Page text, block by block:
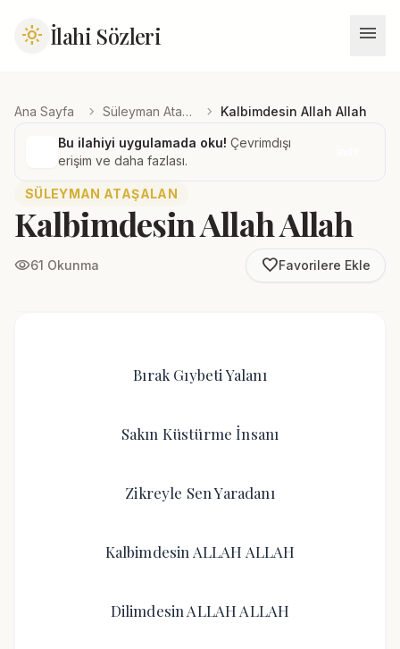
light_mode İlahi Sözleri menu
Ana Sayfa chevron_right Süleyman Ataşalan chevron_right Kalbimdesin Allah Allah
Bu ilahiyi uygulamada oku! Çevrimdışı
erişim ve daha fazlası.
SÜLEYMAN ATAŞALAN
Kalbimdesin Allah Allah
visibility61 Okunma favorite_borderFavorilere Ekle
Bırak Gıybeti Yalanı
Sakın Küstürme İnsanı
Zikreyle Sen Yaradanı
Kalbimdesin ALLAH ALLAH
Dilimdesin ALLAH ALLAH